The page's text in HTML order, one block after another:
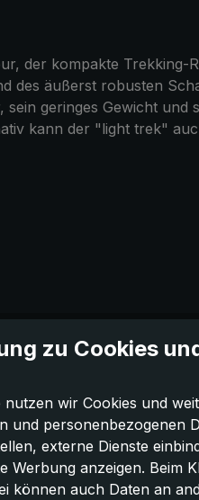
der kompakte
des äußerst robusten
geringes Gewicht
kann der "light trek"
zu Cookies
wir Cookies und
und personenbezogenen
externe Dienste
Werbung anzeigen. Beim
können auch Daten an